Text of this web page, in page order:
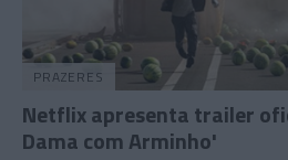
PRAZERES
Netflix apresenta trailer
Dama com Arminho'